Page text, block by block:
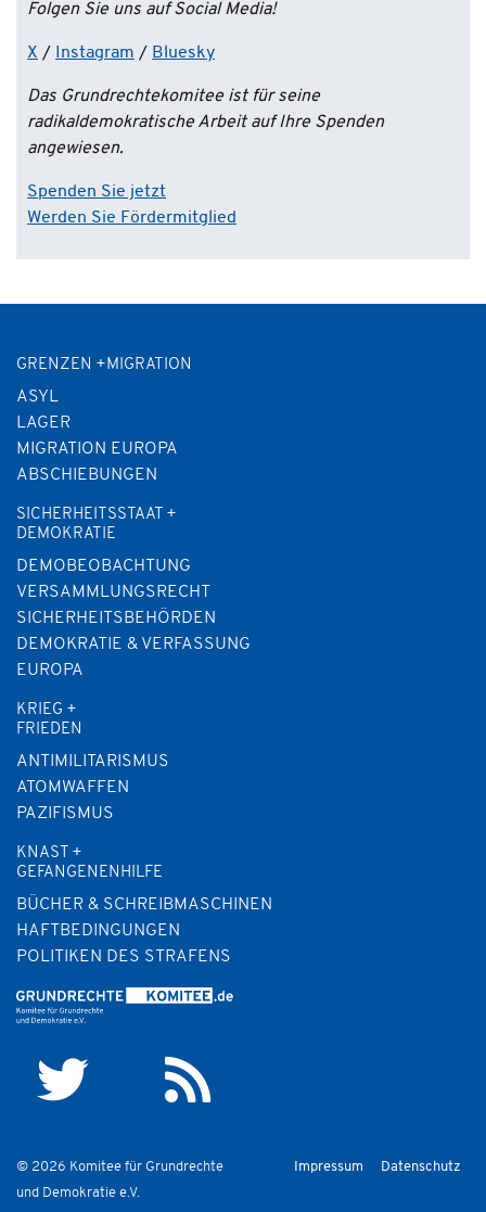
Folgen Sie uns auf Social Media!
X / Instagram / Bluesky
Das Grundrechtekomitee ist für seine
radikaldemokratische Arbeit auf Ihre Spenden
angewiesen.
Spenden Sie jetzt
Werden Sie Fördermitglied
GRENZEN +MIGRATION
ASYL
LAGER
MIGRATION EUROPA
ABSCHIEBUNGEN
SICHERHEITSSTAAT +
DEMOKRATIE
DEMOBEOBACHTUNG
VERSAMMLUNGSRECHT
SICHERHEITSBEHÖRDEN
DEMOKRATIE & VERFASSUNG
EUROPA
KRIEG +
FRIEDEN
ANTIMILITARISMUS
ATOMWAFFEN
PAZIFISMUS
KNAST +
GEFANGENENHILFE
BÜCHER & SCHREIBMASCHINEN
HAFTBEDINGUNGEN
POLITIKEN DES STRAFENS
© 2026 Komitee für Grundrechte
und Demokratie e.V.
Impressum Datenschutz